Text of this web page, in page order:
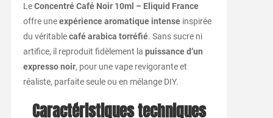
LeConcentré Café Noir 10ml – Eliquid France
offre uneexpérience aromatique intenseinspirée
du véritablecafé arabica torréfié. Sans sucre ni
artifice, il reproduit fidèlement la puissance d’un
expresso noir, pour une vape revigorante et
réaliste, parfaite seule ou en mélange DIY.
Caractéristiques techniques